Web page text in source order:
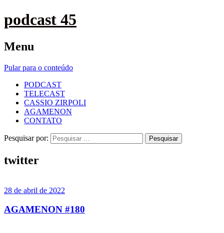
podcast 45
Menu
Pular para o conteúdo
PODCAST
TELECAST
CASSIO ZIRPOLI
AGAMENON
CONTATO
Pesquisar por:
twitter
28 de abril de 2022
AGAMENON #180